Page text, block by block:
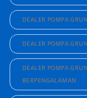
DEALER POMPA
DEALER POMPA
DEALER POMPA
BERPENGALAMAN